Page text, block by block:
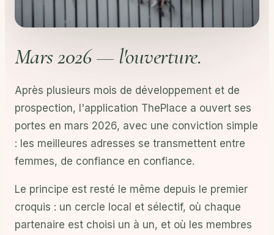
Mars 2026 — l'ouverture.
Après plusieurs mois de développement et de
prospection, l'application ThePlace a ouvert ses
portes en mars 2026, avec une conviction simple
: les meilleures adresses se transmettent entre
femmes, de confiance en confiance.
Le principe est resté le même depuis le premier
croquis : un cercle local et sélectif, où chaque
partenaire est choisi un à un, et où les membres